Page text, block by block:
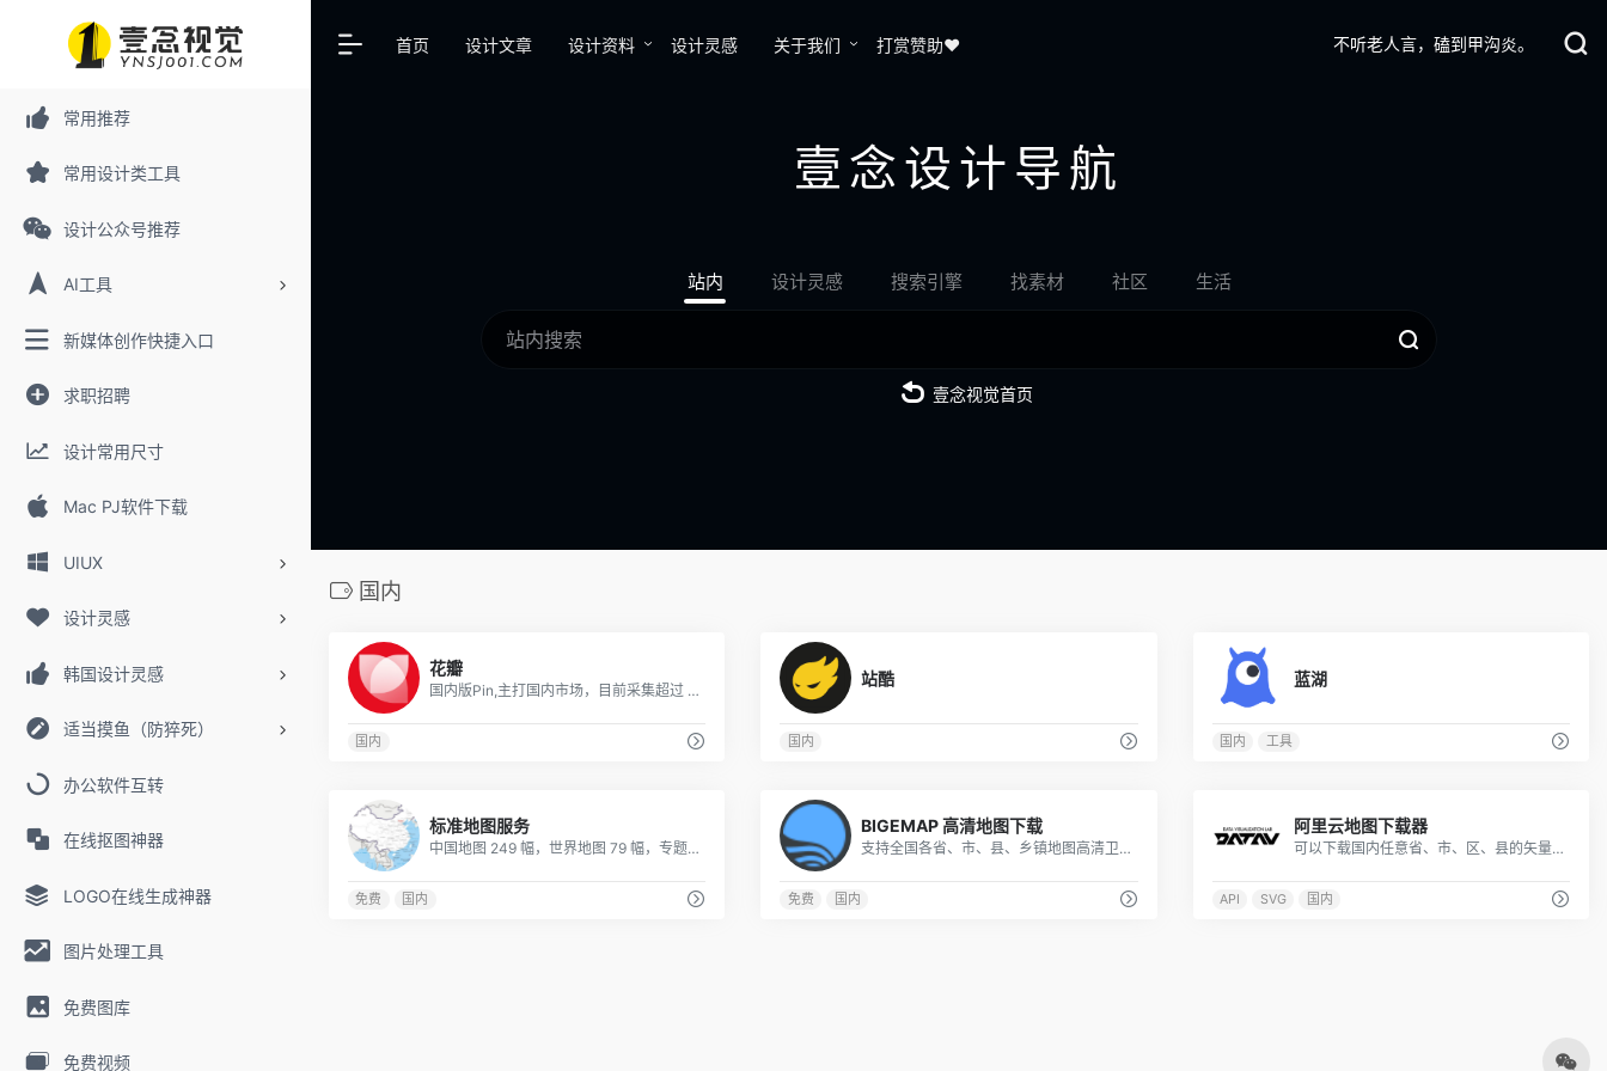
常用推荐
常用设计类工具
设计公众号推荐
AI工具
新媒体创作快捷入口
求职招聘
设计常用尺寸
Mac PJ软件下载
UIUX
设计灵感
韩国设计灵感
适当摸鱼（防猝死）
办公软件互转
在线抠图神器
LOGO在线生成神器
图片处理工具
免费图库
免费视频
首页 设计文章 设计资料 设计灵感 关于我们 打赏赞助❤️ 不听老人言，磕到甲沟炎。
壹念设计导航
站内 设计灵感 搜索引擎 找素材 社区 生活
壹念视觉首页
国内
花瓣
国内版Pin,主打国内市场，目前采集超过 200 万灵感图
国内
站酷
国内
蓝湖
国内 工具
标准地图服务
中国地图 249 幅，世界地图 79 幅，专题地图 10 幅，免费下载需标注审图号
免费 国内
BIGEMAP 高清地图下载
支持全国各省、市、县、乡镇地图高清卫星地图、电子地图、地形图下载
免费 国内
阿里云地图下载器
可以下载国内任意省、市、区、县的矢量地图下载器
API SVG 国内